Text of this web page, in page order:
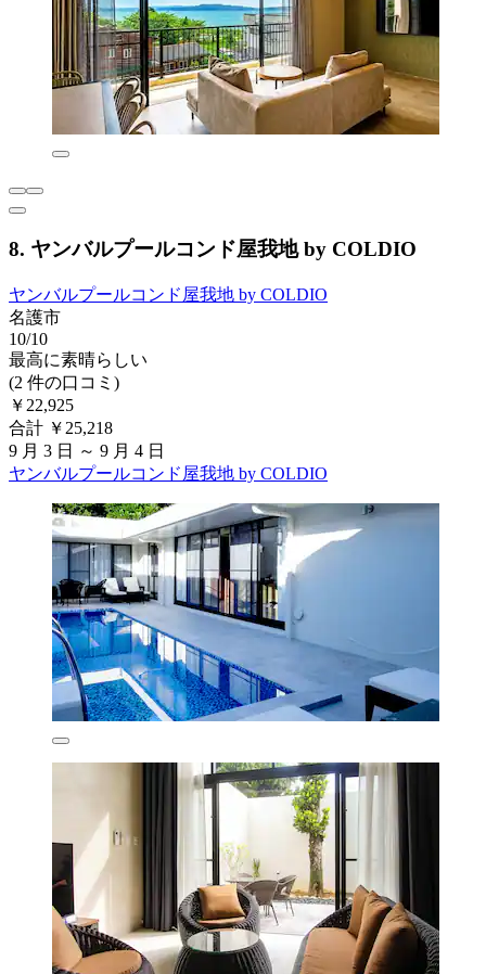
8. ヤンバルプールコンド屋我地 by COLDIO
ヤンバルプールコンド屋我地 by COLDIO
名護市
10/10
最高に素晴らしい
(2 件の口コミ)
￥22,925
合計 ￥25,218
9 月 3 日 ～ 9 月 4 日
ヤンバルプールコンド屋我地 by COLDIO